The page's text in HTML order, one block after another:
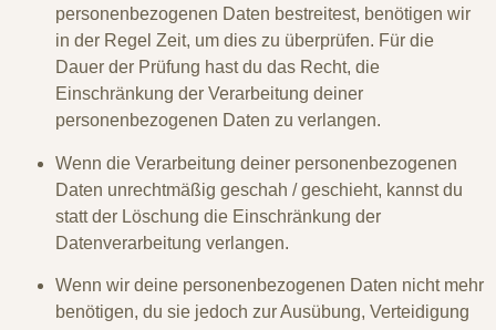
personenbezogenen Daten bestreitest, benötigen wir
in der Regel Zeit, um dies zu überprüfen. Für die
Dauer der Prüfung hast du das Recht, die
Einschränkung der Verarbeitung deiner
personenbezogenen Daten zu verlangen.
Wenn die Verarbeitung deiner personenbezogenen
Daten unrechtmäßig geschah / geschieht, kannst du
statt der Löschung die Einschränkung der
Datenverarbeitung verlangen.
Wenn wir deine personenbezogenen Daten nicht mehr
benötigen, du sie jedoch zur Ausübung, Verteidigung